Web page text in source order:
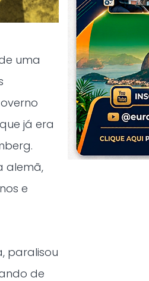
uma
já era
alemã,
e
paralisou
de